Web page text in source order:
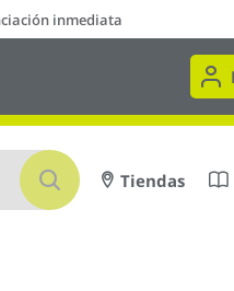
inmediata
Buscar
Tiendas